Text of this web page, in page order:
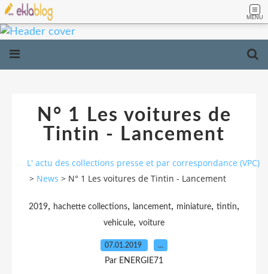
MENU
N° 1 Les voitures de
Tintin - Lancement
L' actu des collections presse et par correspondance (VPC)
> News > N° 1 Les voitures de Tintin - Lancement
2019, hachette collections, lancement, miniature, tintin,
vehicule, voiture
07.01.2019 …
Par ENERGIE71